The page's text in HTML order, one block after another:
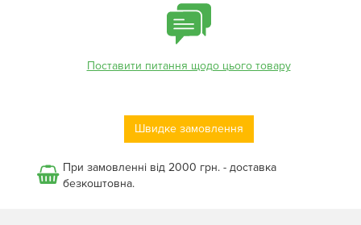
Поставити питання щодо цього товару
Швидке замовлення
При замовленні від 2000 грн. - доставка
безкоштовна.